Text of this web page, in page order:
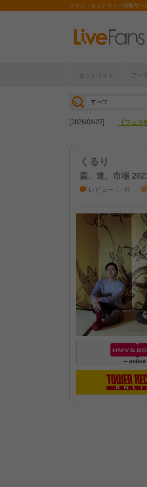
ライブ・セットリスト情報サー
セットリスト アー
[2026/07/28] 【ライ
[2026/04/27] 【フェ
くるり
森、道、市場
レビュー：--件